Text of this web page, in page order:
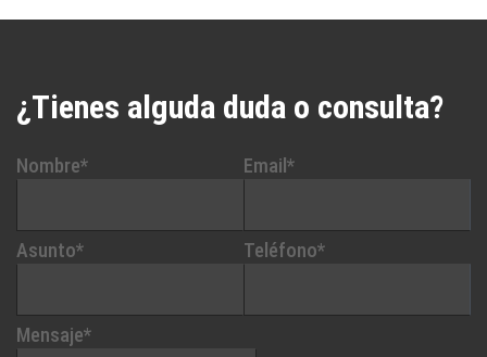
¿Tienes alguda duda o consulta?
Nombre*
Asunto*
Email*
Teléfono*
Mensaje*